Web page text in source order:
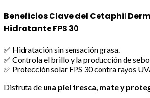
Beneficios Clave del Cetaphil
Hidratante FPS 30
✅ Hidratación sin sensación grasa.
✅ Controla el brillo y la producción de
✅ Protección solar FPS 30 contra rayos
Disfruta de una piel fresca, mate y